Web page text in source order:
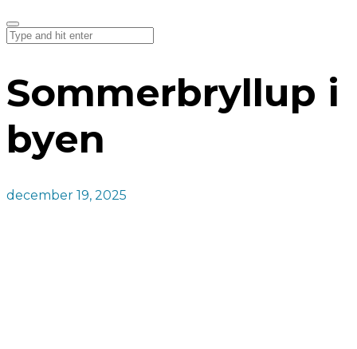
Sommerbryllup i
byen
december 19, 2025